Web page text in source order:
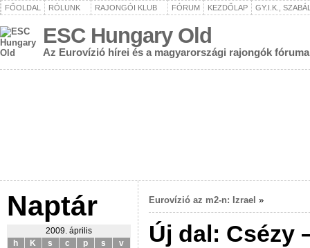
FŐOLDAL RÓLUNK RAJONGÓI KLUB FÓRUM KEZDŐLAP GY.I.K.,
ESC Hungary Old
Az Eurovízió hírei és a magyarországi rajongók fóruma
Naptár
2009. április
h
K s c p s
v
Eurovízió az m2-n: Izrael »
Új dal: Csézy